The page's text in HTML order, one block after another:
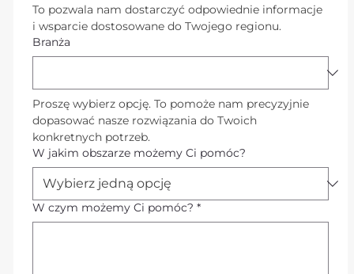
To pozwala nam dostarczyć odpowiednie informacje
i wsparcie dostosowane do Twojego regionu.
Branża
Proszę wybierz opcję. To pomoże nam precyzyjnie
dopasować nasze rozwiązania do Twoich
konkretnych potrzeb.
W jakim obszarze możemy Ci pomóc?
W czym możemy Ci pomóc? *